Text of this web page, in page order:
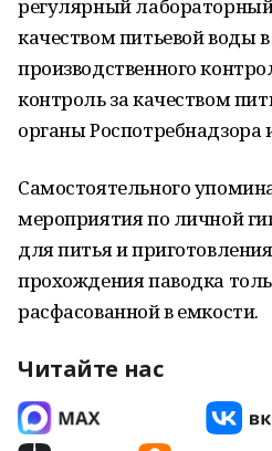
регулярный
качеством питьевой воды
производственного
контроль за качеством
органы Роспотребнадзора
Самостоятельного
мероприятия по личной
для питья и
прохождения паводка
расфасованной в емкости.
Читайте нас